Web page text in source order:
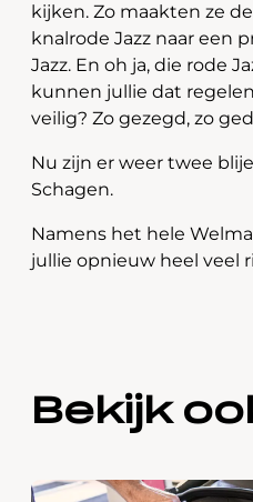
kijken. Zo maakten ze
knalrode Jazz naar een
Jazz. En oh ja, die rode
kunnen jullie dat
veilig? Zo gezegd, zo
Nu zijn er weer twee
Schagen.
Namens het hele
jullie opnieuw heel veel
Bekijk